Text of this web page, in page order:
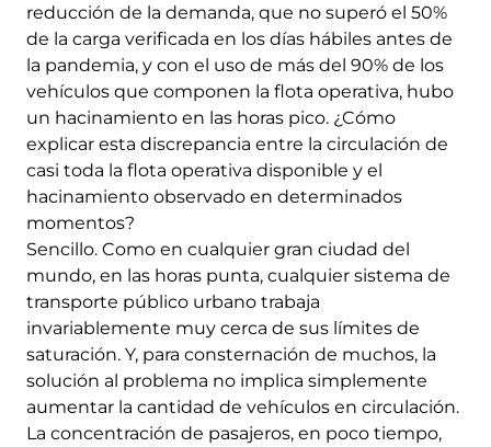
reducción de la demanda, que no superó el 50%
de la carga verificada en los días hábiles antes de
la pandemia, y con el uso de más del 90% de los
vehículos que componen la flota operativa, hubo
un hacinamiento en las horas pico. ¿Cómo
explicar esta discrepancia entre la circulación de
casi toda la flota operativa disponible y el
hacinamiento observado en determinados
momentos?
Sencillo. Como en cualquier gran ciudad del
mundo, en las horas punta, cualquier sistema de
transporte público urbano trabaja
invariablemente muy cerca de sus límites de
saturación. Y, para consternación de muchos, la
solución al problema no implica simplemente
aumentar la cantidad de vehículos en circulación.
La concentración de pasajeros, en poco tiempo,